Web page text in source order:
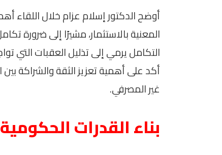
أوضح الدكتور إسلام عزام خلال اللقاء
المعنية بالاستثمار، مشيرًا إلى ضرورة
التكامل يرمي إلى تذليل العقبات التي
أكد على أهمية تعزيز الثقة والشراكة
غير المصرفي.
بناء القدرات الحكومية